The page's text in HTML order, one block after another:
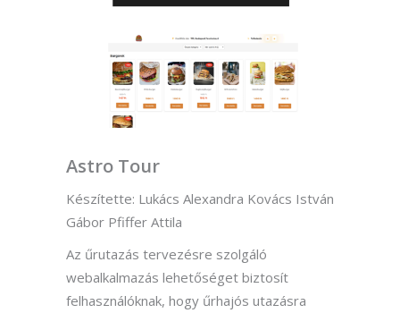
Astro Tour
Készítette: Lukács Alexandra Kovács István
Gábor Pfiffer Attila
Az űrutazás tervezésre szolgáló
webalkalmazás lehetőséget biztosít
felhasználóknak, hogy űrhajós utazásra